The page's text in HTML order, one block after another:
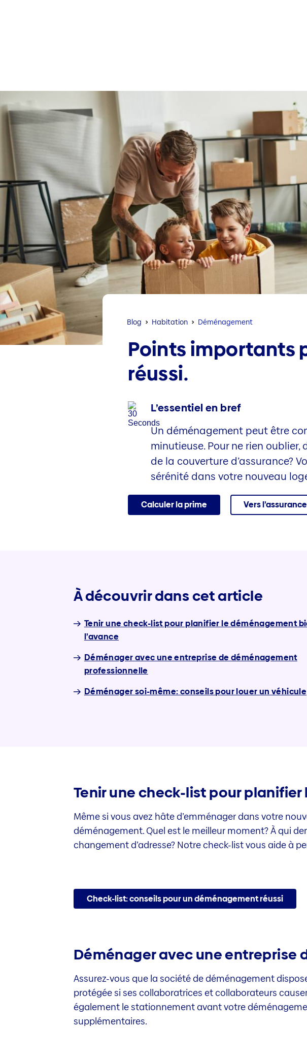
Blog Habitation Déménagement
Points importants
réussi.
L’essentiel en bref
Un déménagement peut être
minutieuse. Pour ne rien oublier,
de la couverture d’assurance?
sérénité dans votre nouveau
Calculer la prime Vers
À découvrir dans cet article
Tenir une check-list pour planifier le déménagement
l’avance
Déménager avec une entreprise de déménagement
professionnelle
Déménager soi-même: conseils pour louer un véhicule
Tenir une check-list pour
Même si vous avez hâte d’emménager dans votre
déménagement. Quel est le meilleur moment? À qui
changement d’adresse? Notre check-list vous aide à
Check-list: conseils pour un déménagement réussi
Déménager avec une
Assurez-vous que la société de déménagement
protégée si ses collaboratrices et collaborateurs
également le stationnement avant votre
supplémentaires.